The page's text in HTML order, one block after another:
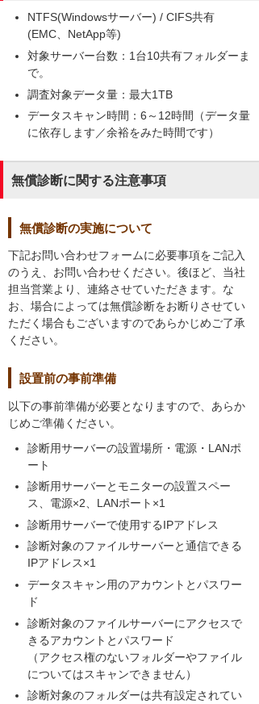
NTFS(Windowsサーバー) / CIFS共有
(EMC、NetApp等)
対象サーバー台数：1台10共有フォルダーま
で。
調査対象データ量：最大1TB
データスキャン時間：6～12時間（データ量
に依存します／余裕をみた時間です）
無償診断に関する注意事項
無償診断の実施について
下記お問い合わせフォームに必要事項をご記入
のうえ、お問い合わせください。後ほど、当社
担当営業より、連絡させていただきます。な
お、場合によっては無償診断をお断りさせてい
ただく場合もございますのであらかじめご了承
ください。
設置前の事前準備
以下の事前準備が必要となりますので、あらか
じめご準備ください。
診断用サーバーの設置場所・電源・LANポ
ート
診断用サーバーとモニターの設置スペー
ス、電源×2、LANポート×1
診断用サーバーで使用するIPアドレス
診断対象のファイルサーバーと通信できる
IPアドレス×1
データスキャン用のアカウントとパスワー
ド
診断対象のファイルサーバーにアクセスで
きるアカウントとパスワード
（アクセス権のないフォルダーやファイル
についてはスキャンできません）
診断対象のフォルダーは共有設定されてい